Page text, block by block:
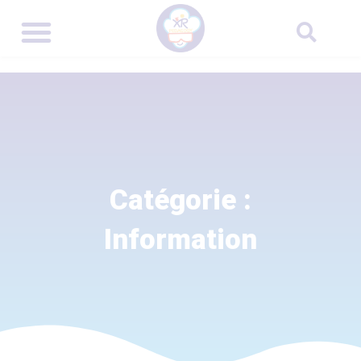
Catégorie :
Information